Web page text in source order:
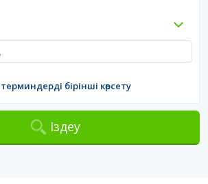
бірінші көрсету
Іздеу